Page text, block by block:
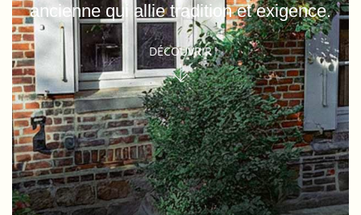
ancienne qui allie tradition et exigence.
DÉCOUVRIR